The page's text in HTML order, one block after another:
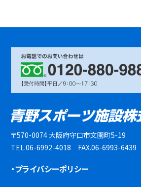
〒570-0074 大阪府守口市文園町5-19
TEL.06-6992-4018 FAX.06-6993-6439
・プライバシーポリシー